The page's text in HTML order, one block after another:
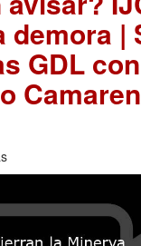
demora |
GDL con